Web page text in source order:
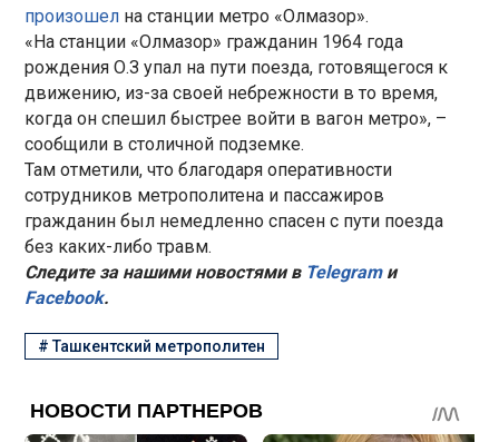
произошел на станции метро «Oлмазoр».
«На станции «Oлмазoр» гражданин 1964 года
рождения О.З упал на пути поезда, готовящегося к
движению, из-за своей небрежности в то время,
когда он спешил быстрее войти в вагон метро», –
сообщили в столичной подземке.
Там отметили, что благодаря оперативности
сотрудников метрополитена и пассажиров
гражданин был немедленно спасен с пути поезда
без каких-либо травм.
Следите за нашими новостями вTelegramи
Facebook.
#Ташкентский метрополитен